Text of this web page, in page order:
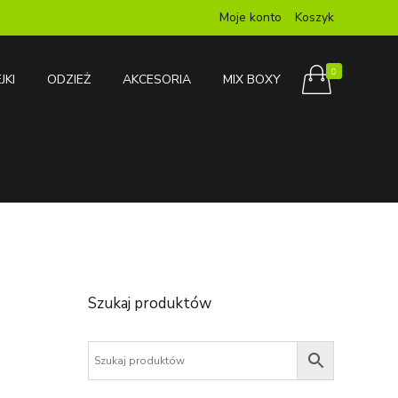
Moje konto Koszyk
0
ODZIEŻ AKCESORIA MIX BOXY
Szukaj produktów